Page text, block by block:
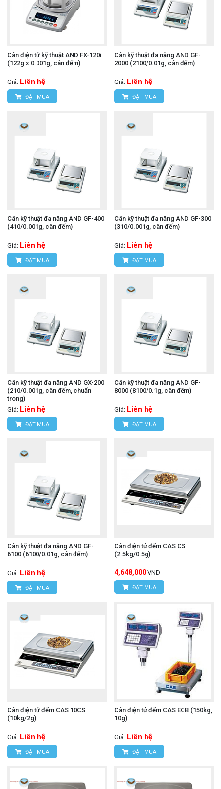
Cân điện tử kỹ thuật AND FX-120i
(122g x 0.001g, cân đếm)
Giá: Liên hệ
ĐẶT MUA
Cân kỹ thuật đa năng AND GF-
2000 (2100/0.01g, cân đếm)
Giá: Liên hệ
ĐẶT MUA
Cân kỹ thuật đa năng AND GF-400
(410/0.001g, cân đếm)
Giá: Liên hệ
ĐẶT MUA
Cân kỹ thuật đa năng AND GF-300
(310/0.001g, cân đếm)
Giá: Liên hệ
ĐẶT MUA
Cân kỹ thuật đa năng AND GX-200
(210/0.001g, cân đếm, chuẩn
trong)
Giá: Liên hệ
ĐẶT MUA
Cân kỹ thuật đa năng AND GF-
8000 (8100/0.1g, cân đếm)
Giá: Liên hệ
ĐẶT MUA
Cân kỹ thuật đa năng AND GF-
6100 (6100/0.01g, cân đếm)
Giá: Liên hệ
ĐẶT MUA
Cân điện tử đếm CAS CS
(2.5kg/0.5g)
4,648,000 VND
ĐẶT MUA
Cân điện tử đếm CAS 10CS
(10kg/2g)
Giá: Liên hệ
ĐẶT MUA
Cân điện tử đếm CAS ECB (150kg,
10g)
Giá: Liên hệ
ĐẶT MUA